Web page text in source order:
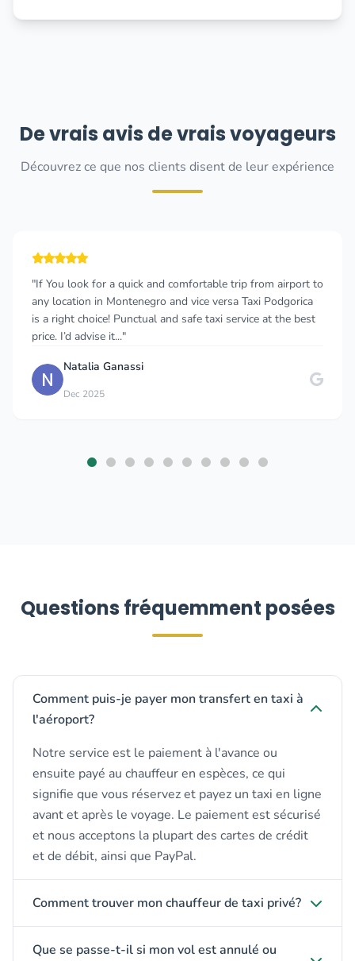
De vrais avis de vrais voyageurs
Découvrez ce que nos clients disent de leur expérience
"If You look for a quick and comfortable trip from airport to
any location in Montenegro and vice versa Taxi Podgorica
is a right choice! Punctual and safe taxi service at the best
price. I’d advise it..."
Natalia Ganassi
Dec 2025
Questions fréquemment posées
Comment puis-je payer mon transfert en taxi à
l'aéroport?
Notre service est le paiement à l'avance ou
ensuite payé au chauffeur en espèces, ce qui
signifie que vous réservez et payez un taxi en ligne
avant et après le voyage. Le paiement est sécurisé
et nous acceptons la plupart des cartes de crédit
et de débit, ainsi que PayPal.
Comment trouver mon chauffeur de taxi privé?
Que se passe-t-il si mon vol est annulé ou